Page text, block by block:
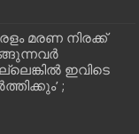
മരണ നിരക്ക്
ഇവിടെ
;